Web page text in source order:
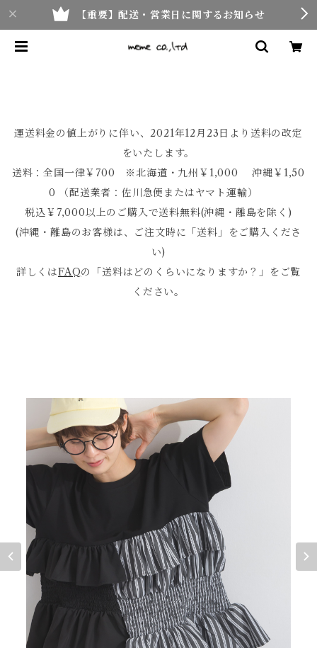
【重要】配送・営業日に関するお知らせ
運送料金の値上がりに伴い、2021年12月23日より送料の改定
をいたします。
送料：全国一律￥700 ※北海道・九州￥1,000 沖縄￥1,50
0 （配送業者：佐川急便またはヤマト運輸）
税込￥7,000以上のご購入で送料無料(沖縄・離島を除く)
(沖縄・離島のお客様は、ご注文時に「送料」をご購入くださ
い)
詳しくはFAQの「送料はどのくらいになりますか？」をご覧
ください。